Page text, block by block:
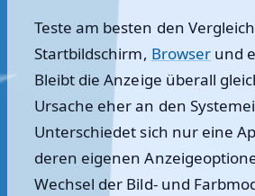
Teste am besten den
Startbildschirm, Browserund
Bleibt die Anzeige überall
Ursache eher an den
Unterschiedet sich nur eine
deren eigenen
Wechsel der Bild- und